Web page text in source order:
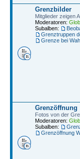
Grenzbilder
Mitglieder zeigen
Moderatoren:
Subalben:
Grenztruppen
Grenze bei
Grenzöffnung
Fotos von der
Moderatoren:
Subalben:
Grenzöffnung